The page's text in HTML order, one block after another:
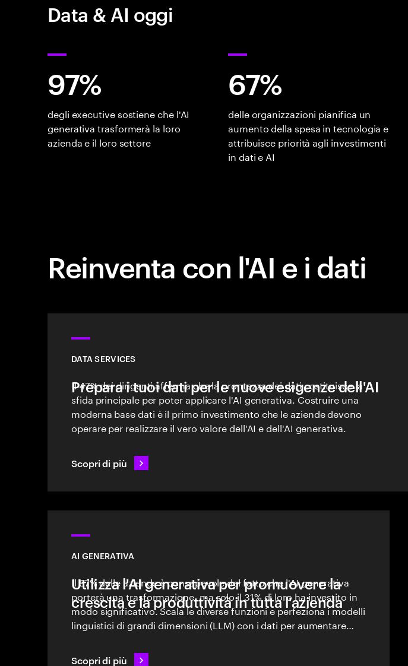
Data & AI oggi
97%
degli executive sostiene che l'AI
generativa trasformerà la loro
azienda e il loro settore
67%
delle organizzazioni pianifica un
aumento della spesa in tecnologia e
attribuisce priorità agli investimenti
in dati e AI
Reinventa con l'AI e i dati
DATA SERVICES
Prepara i tuoi dati per le nuove esigenze dell'AI
Il 47% dei dirigenti afferma che la prontezza dei dati costituisce la
sfida principale per poter applicare l'AI generativa. Costruire una
moderna base dati è il primo investimento che le aziende devono
operare per realizzare il vero valore dell'AI e dell'AI generativa.
Scopri di più
AI GENERATIVA
Utilizza l'AI generativa per promuovere la
crescita e la produttività in tutta l'azienda
Il 97% delle aziende è consapevole del fatto che l'AI generativa
porterà una trasformazione, ma solo il 31% di loro ha investito in
modo significativo. Scala le diverse funzioni e perfeziona i modelli
linguistici di grandi dimensioni (LLM) con i dati per aumentare
Scopri di più